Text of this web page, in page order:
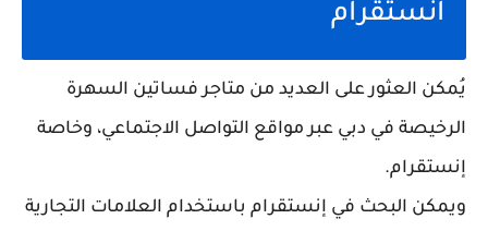
انستقرام
يُمكن العثور على العديد من متاجر فساتين السهرة
الرخيصة في دبي عبر مواقع التواصل الاجتماعي، وخاصة
إنستقرام.
ويمكن البحث في إنستقرام باستخدام العلامات التجارية